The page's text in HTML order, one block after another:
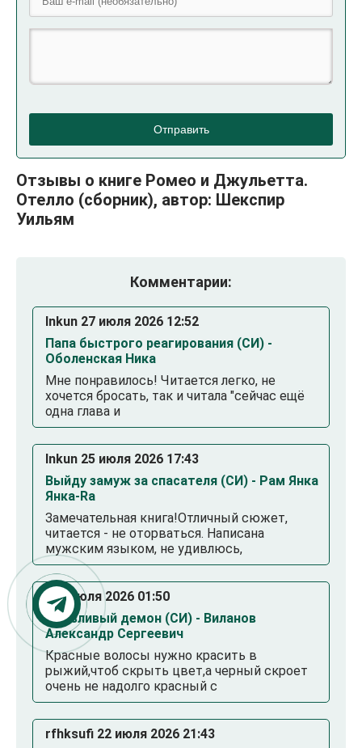
Отправить
Отзывы о книге Ромео и Джульетта.
Отелло (сборник), автор: Шекспир
Уильям
Комментарии:
Inkun 27 июля 2026 12:52
Папа быстрого реагирования (СИ) -
Оболенская Ника
Мне понравилось! Читается легко, не
хочется бросать, так и читала "сейчас ещё
одна глава и
Inkun 25 июля 2026 17:43
Выйду замуж за спасателя (СИ) - Рам Янка
Янка-Ra
Замечательная книга!Отличный сюжет,
читается - не оторваться. Написана
мужским языком, не удивлюсь,
. 23 июля 2026 01:50
Смазливый демон (СИ) - Виланов
Александр Сергеевич
Красные волосы нужно красить в
рыжий,чтоб скрыть цвет,а черный скроет
очень не надолго красный с
rfhksufi 22 июля 2026 21:43